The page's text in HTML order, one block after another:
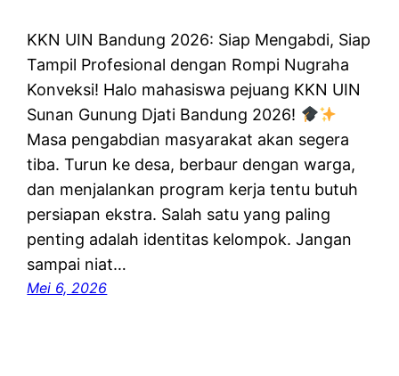
KKN UIN Bandung 2026: Siap Mengabdi, Siap
Tampil Profesional dengan Rompi Nugraha
Konveksi! Halo mahasiswa pejuang KKN UIN
Sunan Gunung Djati Bandung 2026!
Masa pengabdian masyarakat akan segera
tiba. Turun ke desa, berbaur dengan warga,
dan menjalankan program kerja tentu butuh
persiapan ekstra. Salah satu yang paling
penting adalah identitas kelompok. Jangan
sampai niat…
Mei 6, 2026